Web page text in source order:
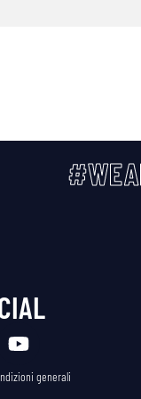
generali